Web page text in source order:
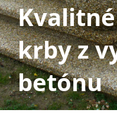
krby z
betónu